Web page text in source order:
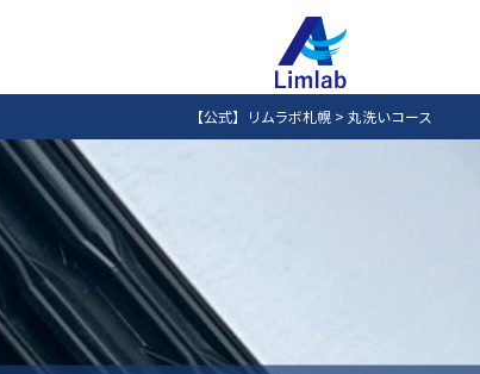
【公式】リムラボ札幌 > 丸洗いコース